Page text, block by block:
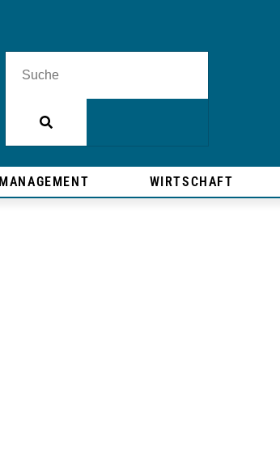
MANAGEMENT WIRTSCHAFT